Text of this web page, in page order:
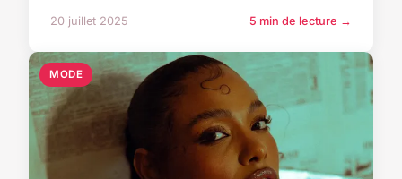
20 juillet 2025 5 min de lecture →
MODE